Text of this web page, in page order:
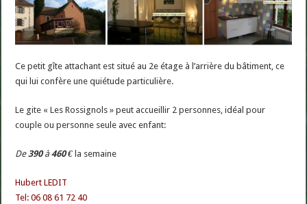
Ce petit gîte attachant est situé au 2e étage à l’arrière du bâtiment, ce
qui lui confère une quiétude particulière.
Le gite « Les Rossignols » peut accueillir 2 personnes, idéal pour
couple ou personne seule avec enfant:
De390à460 € la semaine
Hubert LEDIT
Tel: 06 08 61 72 40